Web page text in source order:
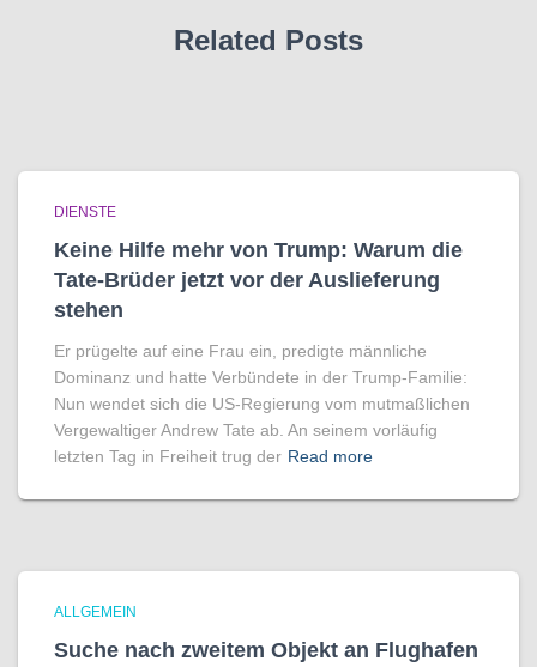
Related Posts
DIENSTE
Keine Hilfe mehr von Trump: Warum die
Tate-Brüder jetzt vor der Auslieferung
stehen
Er prügelte auf eine Frau ein, predigte männliche
Dominanz und hatte Verbündete in der Trump-Familie:
Nun wendet sich die US-Regierung vom mutmaßlichen
Vergewaltiger Andrew Tate ab. An seinem vorläufig
letzten Tag in Freiheit trug der Read more
ALLGEMEIN
Suche nach zweitem Objekt an Flughafen